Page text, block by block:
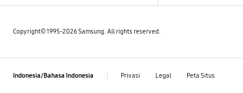
Copyright© 1995-2026 Samsung. All rights reserved.
Indonesia/Bahasa Indonesia Privasi Legal Peta Situs